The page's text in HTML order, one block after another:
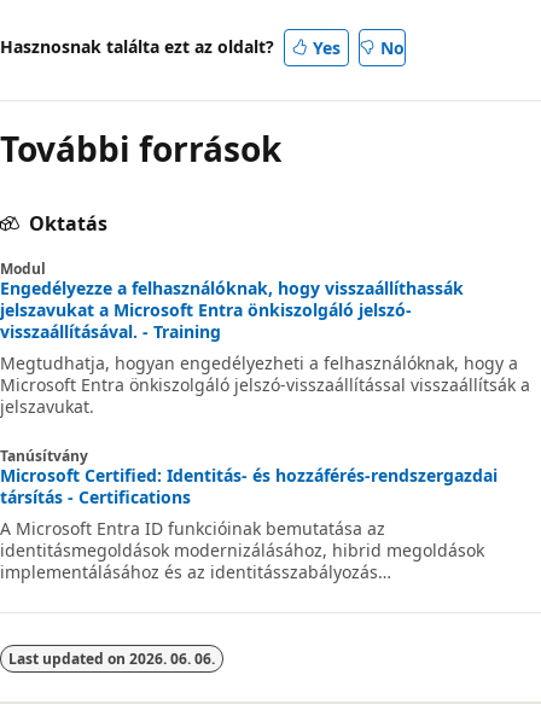
Hasznosnak találta ezt az oldalt? Yes No
További források
Oktatás
Modul
Engedélyezze a felhasználóknak, hogy visszaállíthassák
jelszavukat a Microsoft Entra önkiszolgáló jelszó-
visszaállításával. - Training
Megtudhatja, hogyan engedélyezheti a felhasználóknak, hogy a
Microsoft Entra önkiszolgáló jelszó-visszaállítással visszaállítsák a
jelszavukat.
Tanúsítvány
Microsoft Certified: Identitás- és hozzáférés-rendszergazdai
társítás - Certifications
A Microsoft Entra ID funkcióinak bemutatása az
identitásmegoldások modernizálásához, hibrid megoldások
implementálásához és az identitásszabályozás
Last updated on 2026. 06. 06.